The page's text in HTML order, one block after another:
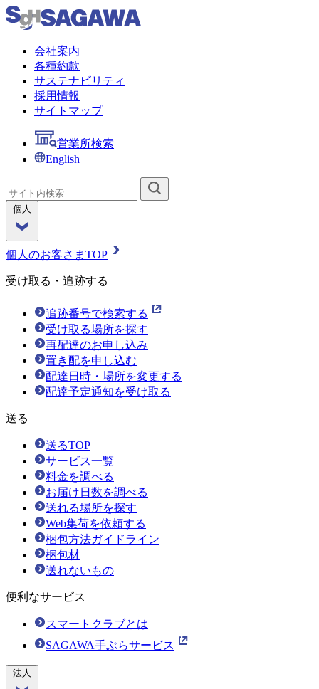
会社案内
各種約款
サステナビリティ
採用情報
サイトマップ
営業所検索
English
個人
個人のお客さまTOP
受け取る・追跡する
追跡番号で検索する
受け取る場所を探す
再配達のお申し込み
置き配を申し込む
配達日時・場所を変更する
配達予定通知を受け取る
送る
送るTOP
サービス一覧
料金を調べる
お届け日数を調べる
送れる場所を探す
Web集荷を依頼する
梱包方法ガイドライン
梱包材
送れないもの
便利なサービス
スマートクラブとは
SAGAWA手ぶらサービス
法人